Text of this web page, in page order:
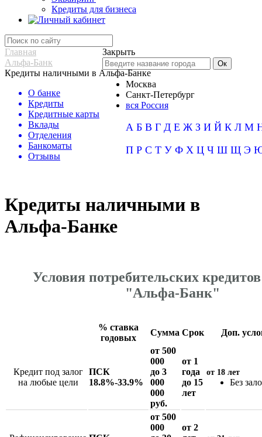
Кредиты для бизнеса
Закрыть
Москва
Санкт-Петербург
вся Россия
А Б В Г Д Е Ж З И Й К Л М
П Р С Т У Ф Х Ц Ч Ш Щ Э
Главная
Альфа-Банк
Кредиты наличными в Альфа-Банке
О банке
Кредиты
Кредитные карты
Вклады
Отделения
Банкоматы
Отзывы
Кредиты наличными в
Альфа-Банке
Условия потребительских
"Альфа-Банк"
% ставка
годовых
Сумма Срок Доп.
Кредит под залог
на любые цели
ПСК
18.8%-33.9%
от 500
000
до 3
000
000
руб.
от 1
года
до 15
лет
от 18 лет
Без
от 500
000
от 2